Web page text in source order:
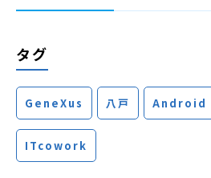
タグ
GeneXus 八戸 Android
ITcowork